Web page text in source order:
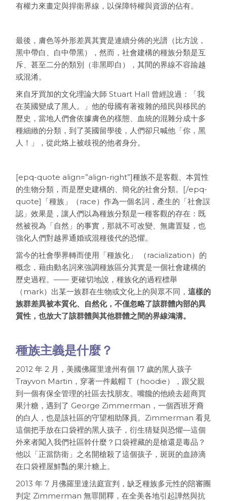
有權力來畫定與捍衛界線，以保障特權與資源的佔有。
最後，膚色等外形差異其實是連續分佈的光譜（比方說，
黑中帶白、白中帶黑），然而，社會建構的種族分類是互
斥、甚至二分的類別（非黑即白），其間的界線不容踰越
或混淆。
來自牙買加的文化理論大師 Stuart Hall 曾經說過：「我
在英國變成了黑人。」他的母國有著複雜的殖民與移民的
歷史，當地人們會依據膚色的樣態、血統的混雜分成十多
種細緻的分類，到了英國留學後，人們卻只喊他「你，黑
人！」，從此烙上被歧視的他者身分。
[epq-quote align=”align-right”]種族不是客觀、本質性
的生物分類，而是歷史建構的、簡化的社會分類。[/epq-
quote]「種族」（race）作為一個名詞，產生的「社會誤
認」效果是，讓人們以為種族分類是一種客觀的存在：既
然被視為「自然」的事實，那就不可改變、無庸置疑，也
強化人們對越界通婚或混種後代的恐懼。
當今的社會學界轉而使用「種族化」 （racialization）的
概念，藉由動名詞來強調種族區分其實是一個社會建構的
歷史過程。—— 更確切地說，種族化的過程標舉
（mark）出某一族群在生物或文化上的與眾不同，這樣的
族群差異被本質化、自然化，不僅忽略了該群體內部的異
質性，也放大了該群體與其他群體之間的界線鴻溝。
種族主義是什麼？
2012 年 2 月，美國佛羅里達州有個 17 歲的黑人孩子
Trayvon Martin，穿著一件戴帽 T（hoodie），跟父親
到一個有保全管理的社區去找朋友。嘴饞的他繞去超商買
果汁糖，遇到了 George Zimmerman，一個西班牙裔
的白人，也是該社區的守望相助隊員。Zimmerman 看見
這個把手放在口袋裡的黑人孩子，衍生猜疑與恐懼—這個
外來者闖入我們社區幹什麼？口袋裡藏的是槍還是毒品？
他以「正當防衛」之名開槍殺了這個孩子，斑斑的血跡滴
在口袋裡屋鮮豔的果汁糖上。
2013 年 7 月佛羅里達法庭宣判，缺乏種族多元性的陪審團
判定 Zimmerman 無罪開釋，在全美各地引起譁然與抗